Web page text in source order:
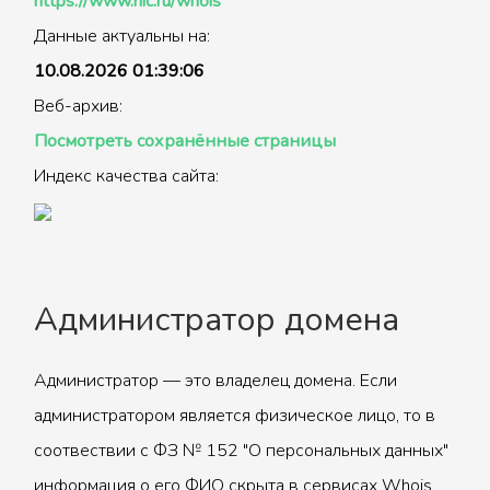
Данные актуальны на:
10.08.2026 01:39:06
Веб-архив:
Посмотреть сохранённые страницы
Индекс качества сайта:
Администратор домена
Администратор — это владелец домена. Если
администратором является физическое лицо, то в
соотвествии с ФЗ № 152 "О персональных данных"